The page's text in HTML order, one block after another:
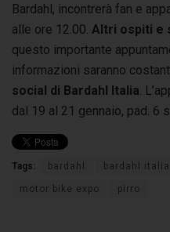
Bardahl, incontrerà fan e
alle ore 12.00. Altri ospiti e
questo importante
informazioni saranno
social di Bardahl Italia .
dal 19 al 21 gennaio, pad. 6
Tags: bardahl bardahl italia
motor bike expo pirro